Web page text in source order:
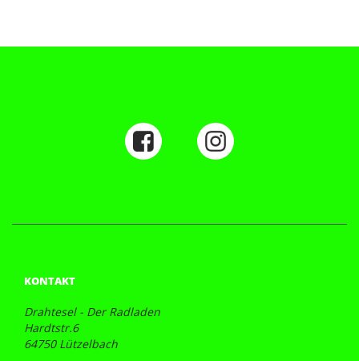
KONTAKT
Drahtesel - Der Radladen
Hardtstr.6
64750 Lützelbach